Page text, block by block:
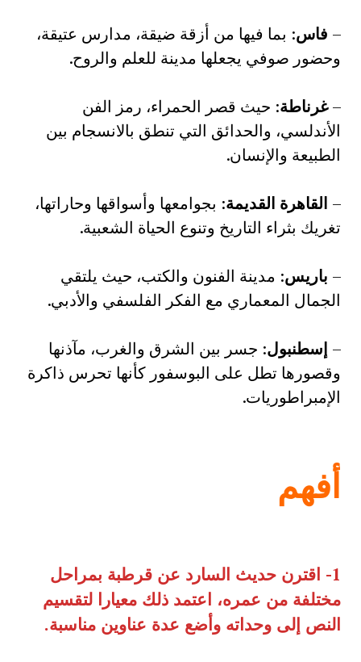
– فاس: بما فيها من أزقة ضيقة، مدارس عتيقة،
وحضور صوفي يجعلها مدينة للعلم والروح.
–غرناطة: حيث قصر الحمراء، رمز الفن
الأندلسي، والحدائق التي تنطق بالانسجام بين
الطبيعة والإنسان.
– القاهرة القديمة: بجوامعها وأسواقها وحاراتها،
تغريك بثراء التاريخ وتنوع الحياة الشعبية.
– باريس: مدينة الفنون والكتب، حيث يلتقي
الجمال المعماري مع الفكر الفلسفي والأدبي.
– إسطنبول: جسر بين الشرق والغرب، مآذنها
وقصورها تطل على البوسفور كأنها تحرس ذاكرة
الإمبراطوريات.
أفهم
1- اقترن حديث السارد عن قرطبة بمراحل
مختلفة من عمره، اعتمد ذلك معيارا لتقسيم
النص إلى وحداته وأضع عدة عناوين مناسبة.